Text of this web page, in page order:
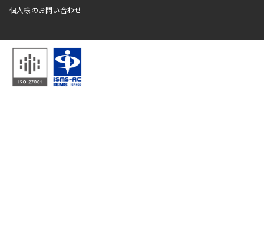
個人様のお問い合わせ